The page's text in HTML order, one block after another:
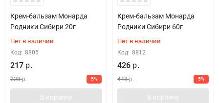
Крем-бальзам Монарда
Родники Сибири 20г
Нет в наличии
Код: 8805
217 р.
228р. 5%
В корзину
Крем-бальзам Монарда
Родники Сибири 60г
Нет в наличии
Код: 8812
426 р.
448р. 5%
В корзину